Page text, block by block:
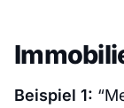
Beispiel 1: